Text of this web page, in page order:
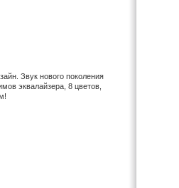
Звук нового поколения
эквалайзера, 8 цветов,